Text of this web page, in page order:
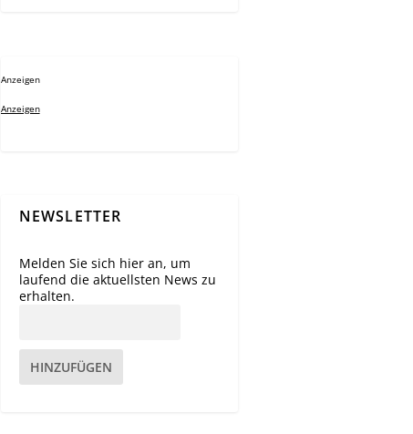
Anzeigen
Anzeigen
NEWSLETTER
Melden Sie sich hier an, um
laufend die aktuellsten News zu
erhalten.
HINZUFÜGEN